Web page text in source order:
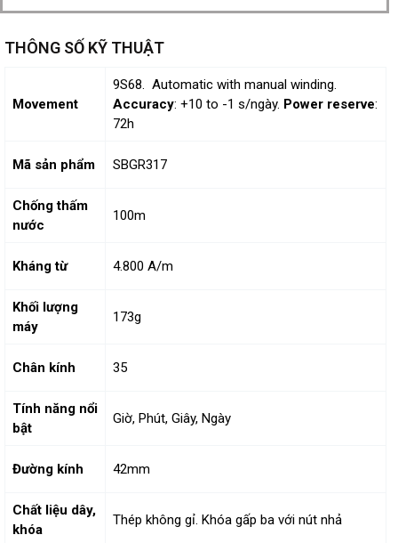
THÔNG SỐ KỸ THUẬT
Movement
9S68. Automatic with manual winding.
Accuracy: +10 to -1 s/ngày. Power reserve:
72h
Mã sản phẩm SBGR317
Chống thấm
nước
100m
Kháng từ 4.800 A/m
Khối lượng
máy
173g
Chân kính 35
Tính năng nổi
bật
Giờ, Phút, Giây, Ngày
Đường kính 42mm
Chất liệu dây,
khóa
Thép không gỉ. Khóa gấp ba với nút nhả